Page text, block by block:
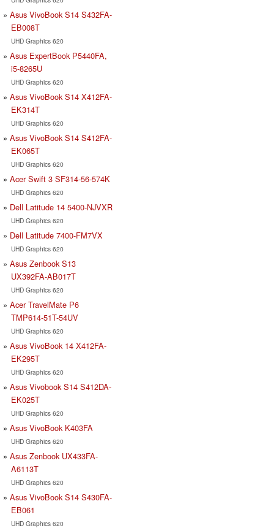
Asus VivoBook S14 S432FA-
EB008T
UHD Graphics 620
Asus ExpertBook P5440FA,
i5-8265U
UHD Graphics 620
Asus VivoBook S14 X412FA-
EK314T
UHD Graphics 620
Asus VivoBook S14 S412FA-
EK065T
UHD Graphics 620
Acer Swift 3 SF314-56-574K
UHD Graphics 620
Dell Latitude 14 5400-NJVXR
UHD Graphics 620
Dell Latitude 7400-FM7VX
UHD Graphics 620
Asus Zenbook S13
UX392FA-AB017T
UHD Graphics 620
Acer TravelMate P6
TMP614-51T-54UV
UHD Graphics 620
Asus VivoBook 14 X412FA-
EK295T
UHD Graphics 620
Asus Vivobook S14 S412DA-
EK025T
UHD Graphics 620
Asus VivoBook K403FA
UHD Graphics 620
Asus Zenbook UX433FA-
A6113T
UHD Graphics 620
Asus VivoBook S14 S430FA-
EB061
UHD Graphics 620